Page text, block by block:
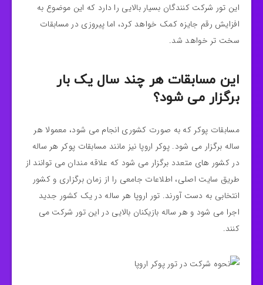
این تور شرکت کنندگان بسیار بالایی را دارد که این موضوع به
افزایش رقم جایزه کمک خواهد کرد، اما پیروزی در مسابقات
سخت تر خواهد شد.
این مسابقات هر چند سال یک بار
برگزار می شود؟
مسابقات پوکر که به صورت کشوری انجام می شود، معمولا هر
ساله برگزار می شود. پوکر اروپا نیز مانند مسابقات پوکر هر ساله
در کشور های متعدد برگزار می شود که علاقه مندان می توانند از
طریق سایت اصلی، اطلاعات جامعی را از زمان برگزاری و کشور
انتخابی به دست آورند. تور اروپا هر ساله در یک کشور جدید
اجرا می شود و هر ساله بازیکنان بالایی در این تور شرکت می
کنند.